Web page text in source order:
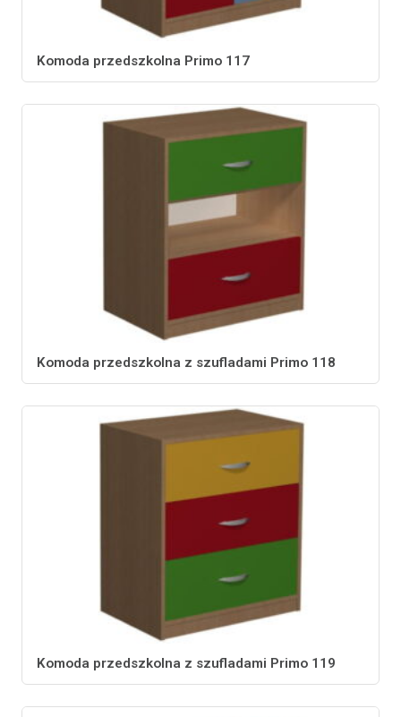
Komoda przedszkolna Primo 117
Komoda przedszkolna z szufladami Primo 118
Komoda przedszkolna z szufladami Primo 119